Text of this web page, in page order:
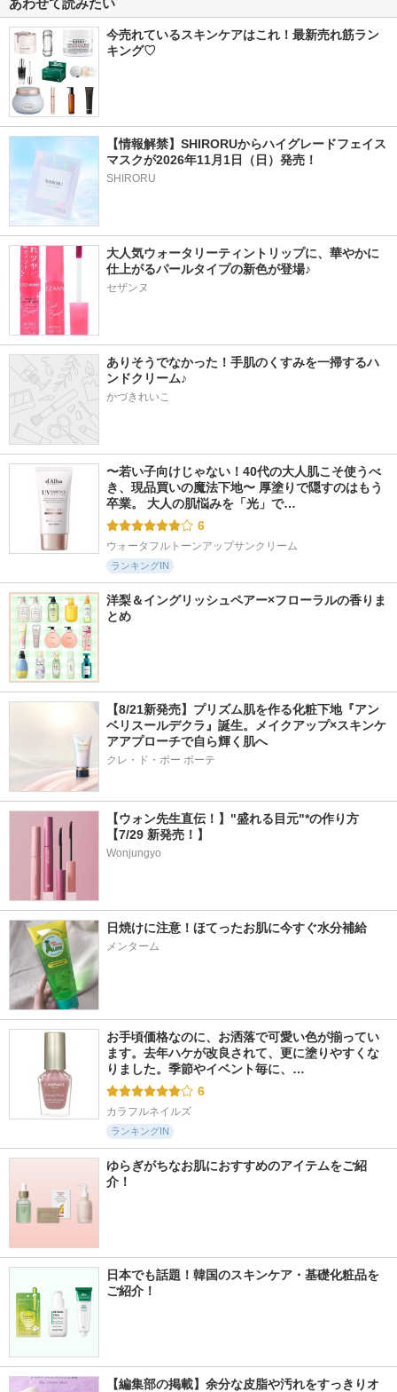
あわせて読みたい
今売れているスキンケアはこれ！最新売れ筋ラン
キング♡
【情報解禁】SHIRORUからハイグレードフェイス
マスクが2026年11月1日（日）発売！
SHIRORU
大人気ウォータリーティントリップに、華やかに
仕上がるパールタイプの新色が登場♪
セザンヌ
ありそうでなかった！手肌のくすみを一掃するハ
ンドクリーム♪
かづきれいこ
〜若い子向けじゃない！40代の大人肌こそ使うべ
き、現品買いの魔法下地〜 厚塗りで隠すのはもう
卒業。 大人の肌悩みを「光」で…
6
ウォータフルトーンアップサンクリーム
ランキングIN
洋梨＆イングリッシュペアー×フローラルの香りま
とめ
【8/21新発売】プリズム肌を作る化粧下地『アン
ベリスールデクラ』誕生。メイクアップ×スキンケ
アアプローチで自ら輝く肌へ
クレ・ド・ポー ボーテ
【ウォン先生直伝！】"盛れる目元"*の作り方
【7/29 新発売！】
Wonjungyo
日焼けに注意！ほてったお肌に今すぐ水分補給
メンターム
お手頃価格なのに、お洒落で可愛い色が揃ってい
ます。去年ハケが改良されて、更に塗りやすくな
りました。季節やイベント毎に、…
6
カラフルネイルズ
ランキングIN
ゆらぎがちなお肌におすすめのアイテムをご紹
介！
日本でも話題！韓国のスキンケア・基礎化粧品を
ご紹介！
【編集部の掲載】余分な皮脂や汚れをすっきりオ